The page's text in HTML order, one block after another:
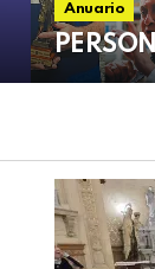
Anuario